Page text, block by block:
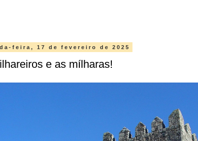
feira, 17 de fevereiro de 2025
e as mílharas!